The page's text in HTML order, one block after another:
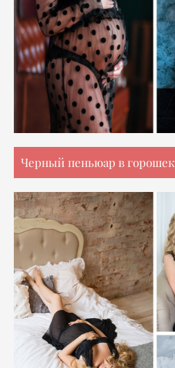
Черный пеньюар в горошек